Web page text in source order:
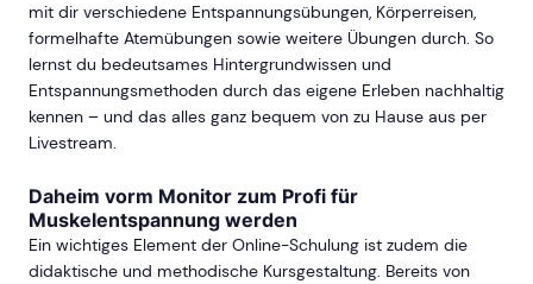
mit dir verschiedene Entspannungsübungen, Körperreisen,
formelhafte Atemübungen sowie weitere Übungen durch. So
lernst du bedeutsames Hintergrundwissen und
Entspannungsmethoden durch das eigene Erleben nachhaltig
kennen – und das alles ganz bequem von zu Hause aus per
Livestream.
Daheim vorm Monitor zum Profi für
Muskelentspannung werden
Ein wichtiges Element der Online-Schulung ist zudem die
didaktische und methodische Kursgestaltung. Bereits von